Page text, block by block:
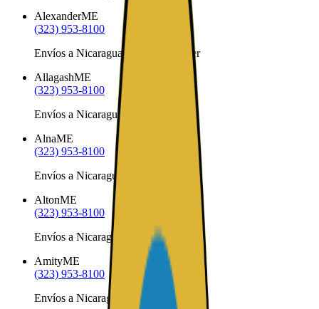
AlexanderME
(323) 953-8100
Envíos a Nicaragua desde Alexander
AllagashME
(323) 953-8100
Envíos a Nicaragua desde Allagash
AlnaME
(323) 953-8100
Envíos a Nicaragua desde Alna
AltonME
(323) 953-8100
Envíos a Nicaragua desde Alton
AmityME
(323) 953-8100
Envíos a Nicaragua desde Amity